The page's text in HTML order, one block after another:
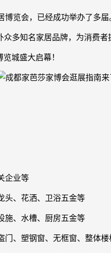
览会，已经成功举办了多届
多知名家居品牌，为消费
城盛大启幕！
企业等
头、花洒、卫浴五金等
施、水槽、厨房五金等
门、塑钢窗、无框窗、整体楼